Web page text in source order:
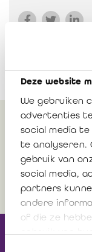
Deze website
We gebruiken
advertenties
social media
te analyseren.
gebruik van
social media,
partners
andere
of die ze
Peut